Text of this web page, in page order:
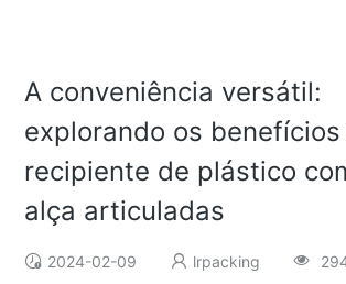
A conveniência versátil:
explorando os benefícios
recipiente de plástico
alça articuladas
2024-02-09 lrpacking